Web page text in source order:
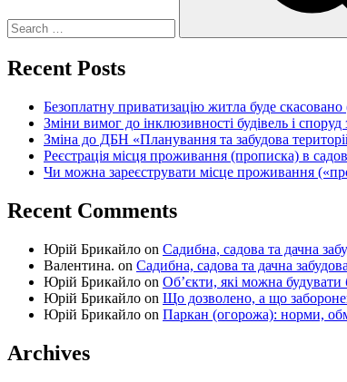
Recent Posts
Безоплатну приватизацію житла буде скасовано
Зміни вимог до інклюзивності будівель і
Зміна до ДБН «Планування та забудова
Реєстрація місця проживання (прописка) в
Чи можна зареєструвати місце проживання
Recent Comments
Юрій Брикайло on Садибна, садова та дачна
Валентина. on Садибна, садова та дачна
Юрій Брикайло on Об’єкти, які можна
Юрій Брикайло on Що дозволено, а що
Юрій Брикайло on Паркан (огорожа): норми,
Archives